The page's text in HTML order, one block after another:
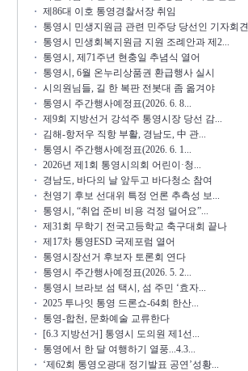
제86대 이호 통영경찰서장 취임
통영시 민생지원금 관련 민주당 당선인 기자회견
통영시 민생회복지원금 지원 조례안과 제2...
통영시, 제71주년 현충일 추념식 열어
통영시, 6월 온누리상품권 환급행사 실시
시의원님들, 길 한 복판 전봇대 좀 옮겨야
통영시 주간행사예정표(2026. 6. 8...
제9회 지방선거 강석주 통영시장 당선 감...
김해-항저우 직항 부활, 경남도, 中 관...
통영시 주간행사예정표(2026. 6. 1...
2026년 제1회 통영시의회 어린이·청...
경남도, 바다의 날 앞두고 바다청소 참여
천영기 후보 선대위 특정 언론 추측성 보...
통영시, “취업 준비 비용 걱정 덜어요”...
제31회 무학기 전국고등학교 축구대회 끝나
제17차 통영ESD 국제포럼 열어
통영시장선거 후보자 토론회 연다
통영시 주간행사예정표(2026. 5. 2...
통영시 브라보 섬 택시, 섬 주민 ‘효자...
2025 투나잇 통영 드론쇼-64회 한산...
통영-합천, 문화예술 교류한다
[6.3 지방선거] 통영시 도의원 제1선...
통영에서 한 달 여행하기 열풍...4.3...
‘제62회 통영오광대 정기발표 공연’성황...